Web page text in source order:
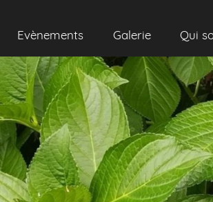
Evènements Galerie Qui